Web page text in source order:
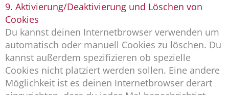
9. Aktivierung/Deaktivierung und Löschen von
Cookies
Du kannst deinen Internetbrowser verwenden um
automatisch oder manuell Cookies zu löschen. Du
kannst außerdem spezifizieren ob spezielle
Cookies nicht platziert werden sollen. Eine andere
Möglichkeit ist es deinen Internetbrowser derart